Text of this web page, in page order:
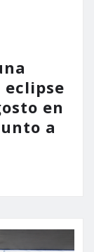
en
a